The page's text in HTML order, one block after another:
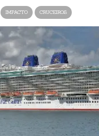
IMPACTO CRUCEIROS